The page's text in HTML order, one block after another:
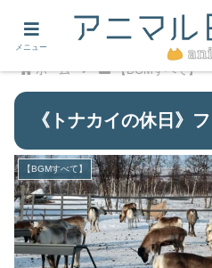
ホーム 【BGMすべて】
《トナカイの休日》
【BGMすべて】
メニュー